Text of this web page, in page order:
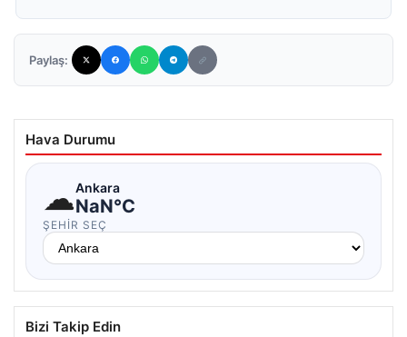
Paylaş:
Hava Durumu
☁Ankara
NaN°C
ŞEHIR SEÇ
Bizi Takip Edin